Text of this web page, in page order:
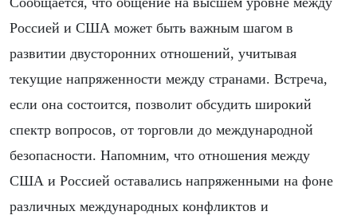
Россией и США может быть важным шагом в
развитии двусторонних отношений, учитывая
текущие напряженности между странами. Встреча,
если она состоится, позволит обсудить широкий
спектр вопросов, от торговли до международной
безопасности. Напомним, что отношения между
США и Россией оставались напряженными на фоне
различных международных конфликтов и